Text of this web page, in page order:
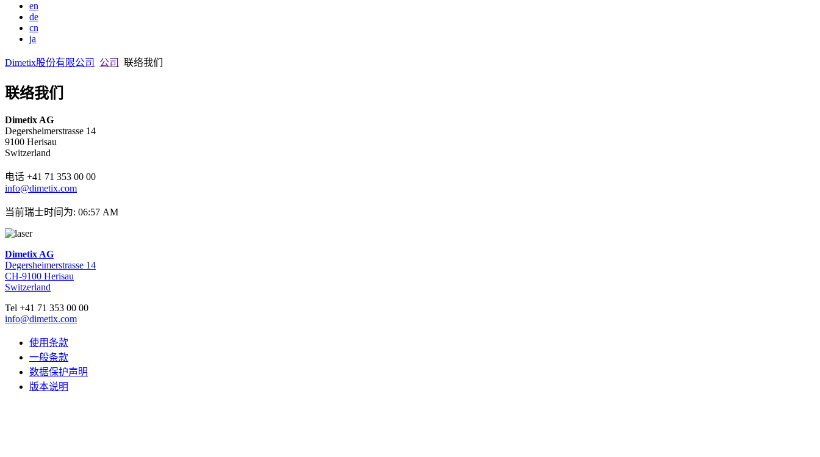
en
de
cn
ja
Dimetix股份有限公司 公司 联络我们
联络我们
Dimetix AG
Degersheimerstrasse 14
9100 Herisau
Switzerland
电话 +41 71 353 00 00
info@dimetix.com
当前瑞士时间为: 06:57 AM
Dimetix AG
Degersheimerstrasse 14
CH-9100 Herisau
Switzerland
Tel +41 71 353 00 00
info@dimetix.com
使用条款
一般条款
数据保护声明
版本说明